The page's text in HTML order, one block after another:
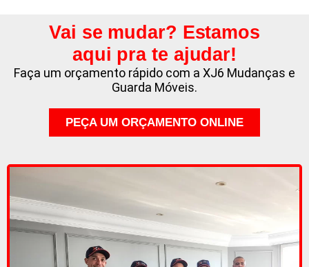
Vai se mudar? Estamos
aqui pra te ajudar!
Faça um orçamento rápido com a XJ6 Mudanças e
Guarda Móveis.
PEÇA UM ORÇAMENTO ONLINE